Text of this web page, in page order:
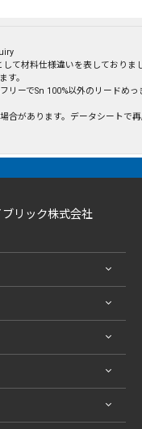
て材料仕様違いを表しており
す。
ーでSn 100%以外のリードめ
合があります。データシートで
リック株式会社